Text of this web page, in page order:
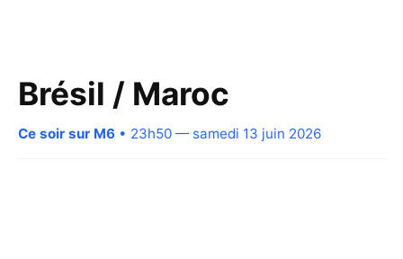
Brésil / Maroc
Ce soir sur M6 • 23h50 — samedi 13 juin 2026